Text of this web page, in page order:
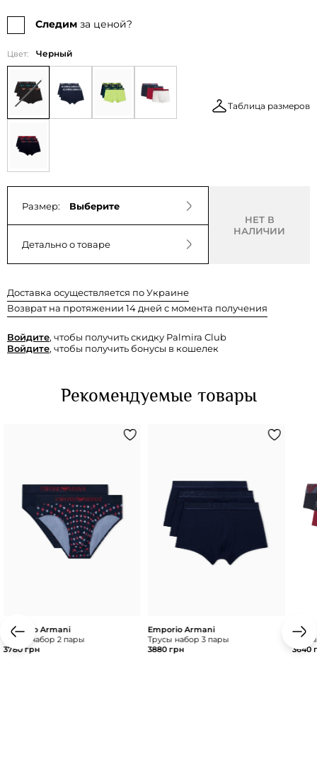
Следим за ценой?
Цвет: Черный
Таблица размеров
Размер: Выберите
Детально о товаре
НЕТ В
НАЛИЧИИ
Доставка осуществляется по Украине
Возврат на протяжении 14 дней с момента получения
Войдите, чтобы получить скидку Palmira Club
Войдите, чтобы получить бонусы в кошелек
Рекомендуемые товары
Emporio Armani
Трусы набор 2 пары
3780 грн
Emporio Armani
Трусы набор 3 пары
3880 грн
3640